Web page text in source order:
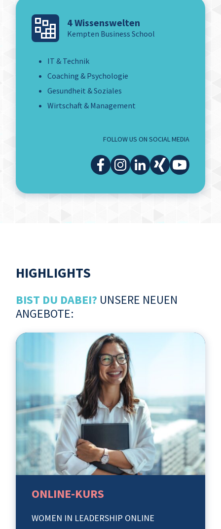
4 Wissenswelten
Kempten Business School
IT & Technik
Coaching & Psychologie
Gesundheit & Soziales
Wirtschaft & Management
FOLLOW US ON SOCIAL MEDIA
HIGHLIGHTS
BIST DU DABEI? UNSERE NEUEN
ANGEBOTE:
ONLINE-KURS
WOMEN IN LEADERSHIP ONLINE